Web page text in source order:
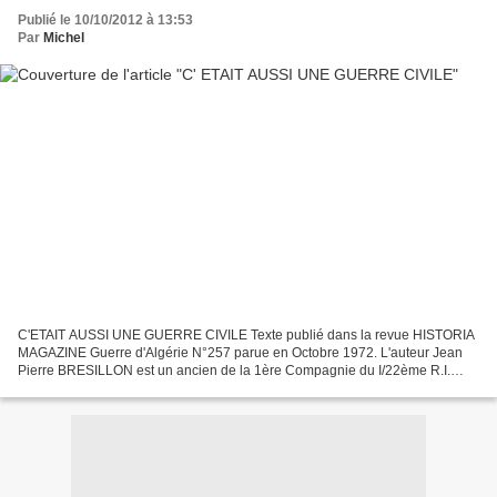
Publié le 10/10/2012 à 13:53
Par Michel
C'ETAIT AUSSI UNE GUERRE CIVILE Texte publié dans la revue HISTORIA
MAGAZINE Guerre d'Algérie N°257 parue en Octobre 1972. L'auteur Jean
Pierre BRESILLON est un ancien de la 1ère Compagnie du I/22ème R.I.